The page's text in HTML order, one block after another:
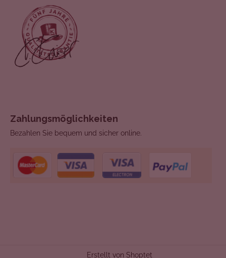
Zahlungsmöglichkeiten
Bezahlen Sie bequem und sicher online.
Erstellt von Shoptet